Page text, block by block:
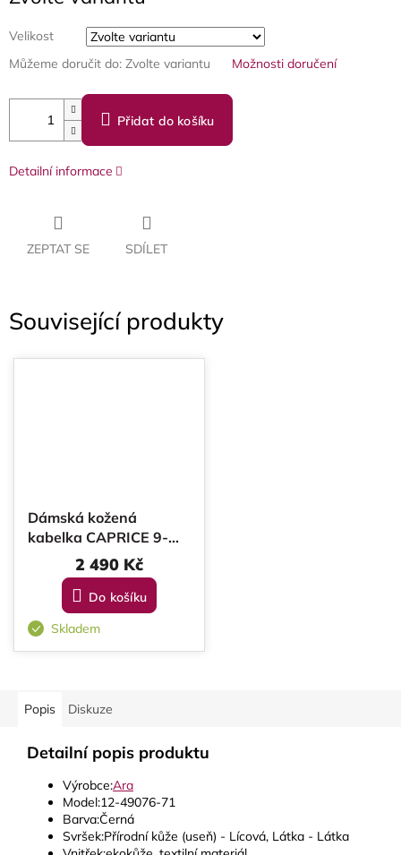
Velikost
Můžeme doručit do: Zvolte variantu Možnosti doručení
Přidat do košíku
Detailní informace
ZEPTAT SE SDÍLET
Související produkty
Dámská kožená
kabelka CAPRICE 9-
61019-42-010 BLACK
REPTILE
2 490 Kč
Do košíku
Skladem
Popis Diskuze
Detailní popis produktu
Výrobce:Ara
Model:12-49076-71
Barva:Černá
Svršek:Přírodní kůže (useň) - Lícová, Látka - Látka